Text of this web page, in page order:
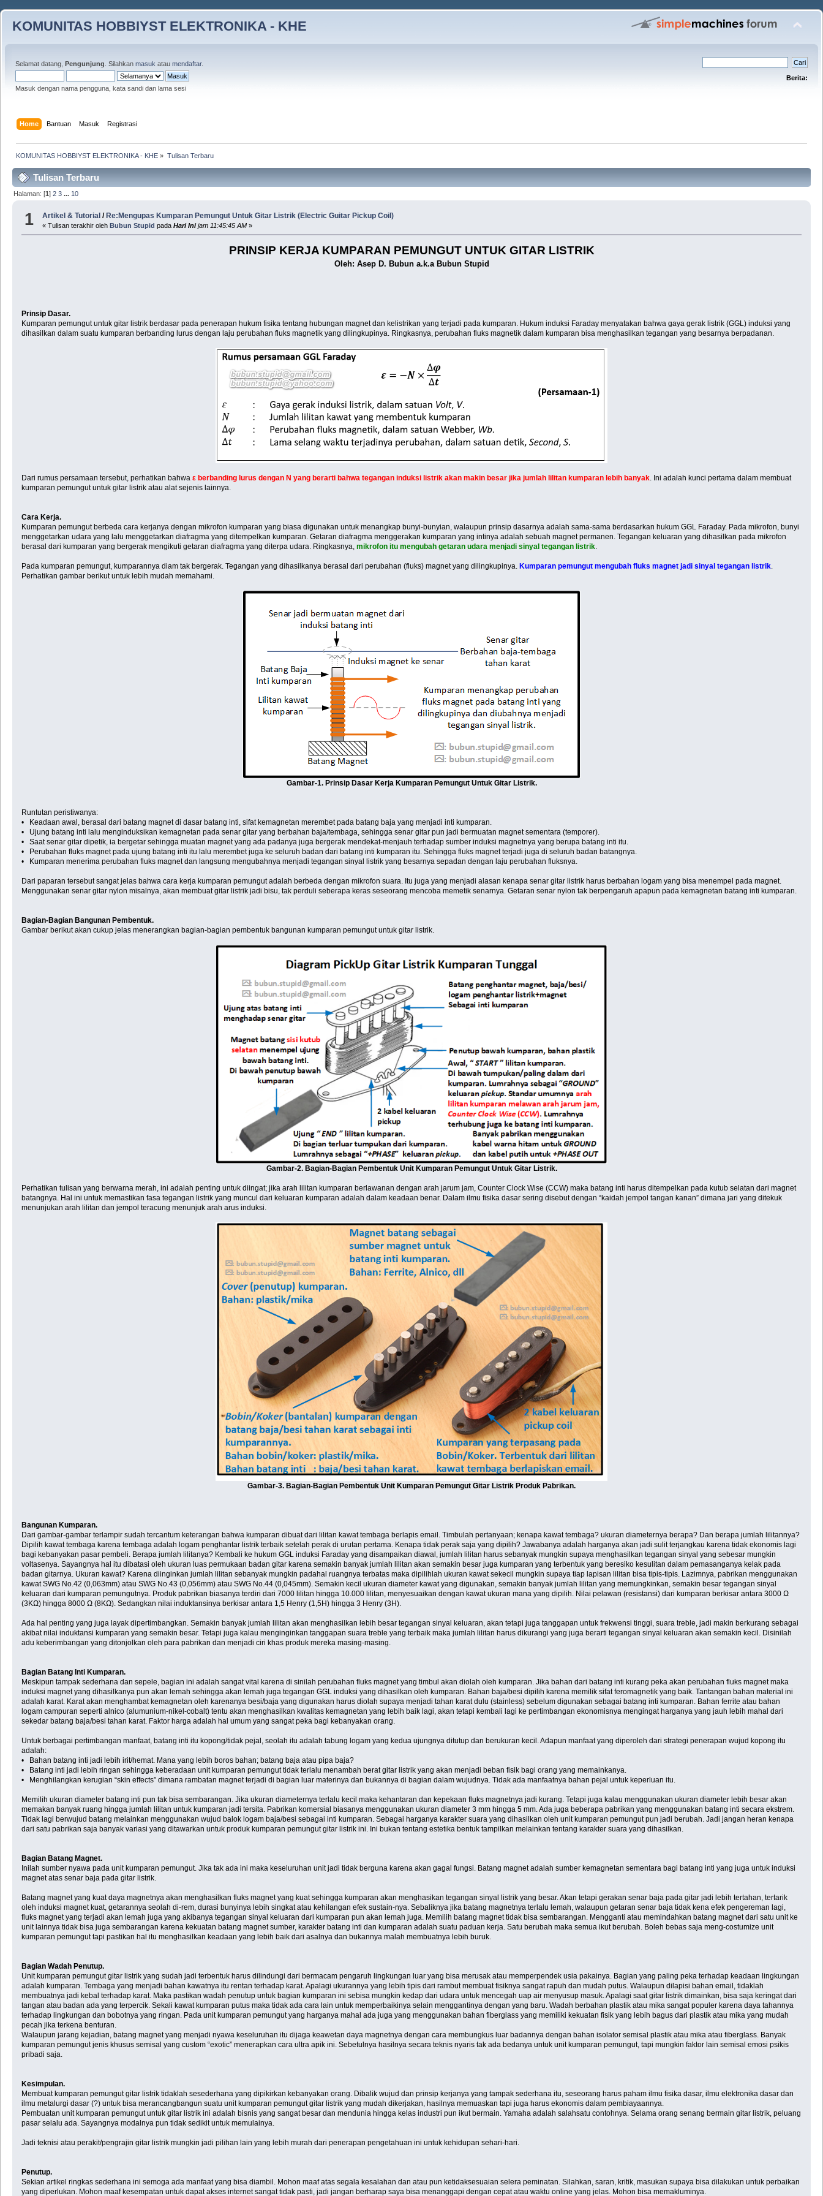
KOMUNITAS HOBBIYST ELEKTRONIKA - KHE
Selamat datang, Pengunjung . Silahkan masuk atau mendaftar.
Masuk dengan nama pengguna, kata sandi dan lama sesi
Berita:
Home Bantuan Masuk Registrasi
KOMUNITAS HOBBIYST ELEKTRONIKA - KHE » Tulisan Terbaru
Tulisan Terbaru
Halaman: [1]2 3 ... 10
1 Artikel & Tutorial / Re:Mengupas Kumparan Pemungut Untuk Gitar Listrik (Electric Guitar Pickup Coil)
« Tulisan terakhir oleh Bubun Stupid pada Hari Inijam 11:45:45 AM »
PRINSIP KERJA KUMPARAN PEMUNGUT UNTUK GITAR LISTRIK
Oleh: Asep D. Bubun a.k.a Bubun Stupid
Prinsip Dasar.
Kumparan pemungut untuk gitar listrik berdasar pada penerapan hukum fisika tentang hubungan magnet dan kelistrikan yang terjadi pada kumparan. Hukum induksi Faraday menyatakan bahwa gaya gerak listrik (GGL) induksi yang
dihasilkan dalam suatu kumparan berbanding lurus dengan laju perubahan fluks magnetik yang dilingkupinya. Ringkasnya, perubahan fluks magnetik dalam kumparan bisa menghasilkan tegangan yang besarnya berpadanan.
Dari rumus persamaan tersebut, perhatikan bahwaε berbanding lurus dengan N yang berarti bahwa tegangan induksi listrik akan makin besar jika jumlah lilitan kumparan lebih banyak. Ini adalah kunci pertama dalam membuat
kumparan pemungut untuk gitar listrik atau alat sejenis lainnya.
Cara Kerja.
Kumparan pemungut berbeda cara kerjanya dengan mikrofon kumparan yang biasa digunakan untuk menangkap bunyi-bunyian, walaupun prinsip dasarnya adalah sama-sama berdasarkan hukum GGL Faraday. Pada mikrofon, bunyi
menggetarkan udara yang lalu menggetarkan diafragma yang ditempelkan kumparan. Getaran diafragma menggerakan kumparan yang intinya adalah sebuah magnet permanen. Tegangan keluaran yang dihasilkan pada mikrofon
berasal dari kumparan yang bergerak mengikuti getaran diafragma yang diterpa udara. Ringkasnya, mikrofon itu mengubah getaran udara menjadi sinyal tegangan listrik.
Pada kumparan pemungut, kumparannya diam tak bergerak. Tegangan yang dihasilkanya berasal dari perubahan (fluks) magnet yang dilingkupinya. Kumparan pemungut mengubah fluks magnet jadi sinyal tegangan listrik.
Perhatikan gambar berikut untuk lebih mudah memahami.
Gambar-1. Prinsip Dasar Kerja Kumparan Pemungut Untuk Gitar Listrik.
Runtutan peristiwanya:
• Keadaan awal, berasal dari batang magnet di dasar batang inti, sifat kemagnetan merembet pada batang baja yang menjadi inti kumparan.
• Ujung batang inti lalu menginduksikan kemagnetan pada senar gitar yang berbahan baja/tembaga, sehingga senar gitar pun jadi bermuatan magnet sementara (temporer).
• Saat senar gitar dipetik, ia bergetar sehingga muatan magnet yang ada padanya juga bergerak mendekat-menjauh terhadap sumber induksi magnetnya yang berupa batang inti itu.
• Perubahan fluks magnet pada ujung batang inti itu lalu merembet juga ke seluruh badan dari batang inti kumparan itu. Sehingga fluks magnet terjadi juga di seluruh badan batangnya.
• Kumparan menerima perubahan fluks magnet dan langsung mengubahnya menjadi tegangan sinyal listrik yang besarnya sepadan dengan laju perubahan fluksnya.
Dari paparan tersebut sangat jelas bahwa cara kerja kumparan pemungut adalah berbeda dengan mikrofon suara. Itu juga yang menjadi alasan kenapa senar gitar listrik harus berbahan logam yang bisa menempel pada magnet.
Menggunakan senar gitar nylon misalnya, akan membuat gitar listrik jadi bisu, tak perduli seberapa keras seseorang mencoba memetik senarnya. Getaran senar nylon tak berpengaruh apapun pada kemagnetan batang inti kumparan.
Bagian-Bagian Bangunan Pembentuk.
Gambar berikut akan cukup jelas menerangkan bagian-bagian pembentuk bangunan kumparan pemungut untuk gitar listrik.
Gambar-2. Bagian-Bagian Pembentuk Unit Kumparan Pemungut Untuk Gitar Listrik.
Perhatikan tulisan yang berwarna merah, ini adalah penting untuk diingat; jika arah lilitan kumparan berlawanan dengan arah jarum jam, Counter Clock Wise (CCW) maka batang inti harus ditempelkan pada kutub selatan dari magnet
batangnya. Hal ini untuk memastikan fasa tegangan listrik yang muncul dari keluaran kumparan adalah dalam keadaan benar. Dalam ilmu fisika dasar sering disebut dengan “kaidah jempol tangan kanan” dimana jari yang ditekuk
menunjukan arah lilitan dan jempol teracung menunjuk arah arus induksi.
Gambar-3. Bagian-Bagian Pembentuk Unit Kumparan Pemungut Gitar Listrik Produk Pabrikan.
Bangunan Kumparan.
Dari gambar-gambar terlampir sudah tercantum keterangan bahwa kumparan dibuat dari lilitan kawat tembaga berlapis email. Timbulah pertanyaan; kenapa kawat tembaga? ukuran diameternya berapa? Dan berapa jumlah lilitannya?
Dipilih kawat tembaga karena tembaga adalah logam penghantar listrik terbaik setelah perak di urutan pertama. Kenapa tidak perak saja yang dipilih? Jawabanya adalah harganya akan jadi sulit terjangkau karena tidak ekonomis lagi
bagi kebanyakan pasar pembeli. Berapa jumlah lilitanya? Kembali ke hukum GGL induksi Faraday yang disampaikan diawal, jumlah lilitan harus sebanyak mungkin supaya menghasilkan tegangan sinyal yang sebesar mungkin
voltasenya. Sayangnya hal itu dibatasi oleh ukuran luas permukaan badan gitar karena semakin banyak jumlah lilitan akan semakin besar juga kumparan yang terbentuk yang beresiko kesulitan dalam pemasanganya kelak pada
badan gitarnya. Ukuran kawat? Karena diinginkan jumlah lilitan sebanyak mungkin padahal ruangnya terbatas maka dipilihlah ukuran kawat sekecil mungkin supaya tiap lapisan lilitan bisa tipis-tipis. Lazimnya, pabrikan menggunakan
kawat SWG No.42 (0,063mm) atau SWG No.43 (0,056mm) atau SWG No.44 (0,045mm). Semakin kecil ukuran diameter kawat yang digunakan, semakin banyak jumlah lilitan yang memungkinkan, semakin besar tegangan sinyal
keluaran dari kumparan pemungutnya. Produk pabrikan biasanya terdiri dari 7000 lilitan hingga 10.000 lilitan, menyesuaikan dengan kawat ukuran mana yang dipilih. Nilai pelawan (resistansi) dari kumparan berkisar antara 3000 Ω
(3KΩ) hingga 8000 Ω (8KΩ). Sedangkan nilai induktansinya berkisar antara 1,5 Henry (1,5H) hingga 3 Henry (3H).
Ada hal penting yang juga layak dipertimbangkan. Semakin banyak jumlah lilitan akan menghasilkan lebih besar tegangan sinyal keluaran, akan tetapi juga tanggapan untuk frekwensi tinggi, suara treble, jadi makin berkurang sebagai
akibat nilai induktansi kumparan yang semakin besar. Tetapi juga kalau menginginkan tanggapan suara treble yang terbaik maka jumlah lilitan harus dikurangi yang juga berarti tegangan sinyal keluaran akan semakin kecil. Disinilah
adu keberimbangan yang ditonjolkan oleh para pabrikan dan menjadi ciri khas produk mereka masing-masing.
Bagian Batang Inti Kumparan.
Meskipun tampak sederhana dan sepele, bagian ini adalah sangat vital karena di sinilah perubahan fluks magnet yang timbul akan diolah oleh kumparan. Jika bahan dari batang inti kurang peka akan perubahan fluks magnet maka
induksi magnet yang dihasilkanya pun akan lemah sehingga akan lemah juga tegangan GGL induksi yang dihasilkan oleh kumparan. Bahan baja/besi dipilih karena memilik sifat feromagnetik yang baik. Tantangan bahan material ini
adalah karat. Karat akan menghambat kemagnetan oleh karenanya besi/baja yang digunakan harus diolah supaya menjadi tahan karat dulu (stainless) sebelum digunakan sebagai batang inti kumparan. Bahan ferrite atau bahan
logam campuran seperti alnico (alumunium-nikel-cobalt) tentu akan menghasilkan kwalitas kemagnetan yang lebih baik lagi, akan tetapi kembali lagi ke pertimbangan ekonomisnya mengingat harganya yang jauh lebih mahal dari
sekedar batang baja/besi tahan karat. Faktor harga adalah hal umum yang sangat peka bagi kebanyakan orang.
Untuk berbagai pertimbangan manfaat, batang inti itu kopong/tidak pejal, seolah itu adalah tabung logam yang kedua ujungnya ditutup dan berukuran kecil. Adapun manfaat yang diperoleh dari strategi penerapan wujud kopong itu
adalah:
• Bahan batang inti jadi lebih irit/hemat. Mana yang lebih boros bahan; batang baja atau pipa baja?
• Batang inti jadi lebih ringan sehingga keberadaan unit kumparan pemungut tidak terlalu menambah berat gitar listrik yang akan menjadi beban fisik bagi orang yang memainkanya.
• Menghilangkan kerugian “skin effects” dimana rambatan magnet terjadi di bagian luar materinya dan bukannya di bagian dalam wujudnya. Tidak ada manfaatnya bahan pejal untuk keperluan itu.
Memilih ukuran diameter batang inti pun tak bisa sembarangan. Jika ukuran diameternya terlalu kecil maka kehantaran dan kepekaan fluks magnetnya jadi kurang. Tetapi juga kalau menggunakan ukuran diameter lebih besar akan
memakan banyak ruang hingga jumlah lilitan untuk kumparan jadi tersita. Pabrikan komersial biasanya menggunakan ukuran diameter 3 mm hingga 5 mm. Ada juga beberapa pabrikan yang menggunakan batang inti secara ekstrem.
Tidak lagi berwujud batang melainkan menggunakan wujud balok logam baja/besi sebagai inti kumparan. Sebagai harganya karakter suara yang dihasilkan oleh unit kumparan pemungut pun jadi berubah. Jadi jangan heran kenapa
dari satu pabrikan saja banyak variasi yang ditawarkan untuk produk kumparan pemungut gitar listrik ini. Ini bukan tentang estetika bentuk tampilkan melainkan tentang karakter suara yang dihasilkan.
Bagian Batang Magnet.
Inilah sumber nyawa pada unit kumparan pemungut. Jika tak ada ini maka keseluruhan unit jadi tidak berguna karena akan gagal fungsi. Batang magnet adalah sumber kemagnetan sementara bagi batang inti yang juga untuk induksi
magnet atas senar baja pada gitar listrik.
Batang magnet yang kuat daya magnetnya akan menghasilkan fluks magnet yang kuat sehingga kumparan akan menghasikan tegangan sinyal listrik yang besar. Akan tetapi gerakan senar baja pada gitar jadi lebih tertahan, tertarik
oleh induksi magnet kuat, getarannya seolah di-rem, durasi bunyinya lebih singkat atau kehilangan efek sustain-nya. Sebaliknya jika batang magnetnya terlalu lemah, walaupun getaran senar baja tidak kena efek pengereman lagi,
fluks magnet yang terjadi akan lemah juga yang akibanya tegangan sinyal keluaran dari kumparan pun akan lemah juga. Memilih batang magnet tidak bisa sembarangan. Mengganti atau memindahkan batang magnet dari satu unit ke
unit lainnya tidak bisa juga sembarangan karena kekuatan batang magnet sumber, karakter batang inti dan kumparan adalah suatu paduan kerja. Satu berubah maka semua ikut berubah. Boleh bebas saja meng-costumize unit
kumparan pemungut tapi pastikan hal itu menghasilkan keadaan yang lebih baik dari asalnya dan bukannya malah membuatnya lebih buruk.
Bagian Wadah Penutup.
Unit kumparan pemungut gitar listrik yang sudah jadi terbentuk harus dilindungi dari bermacam pengaruh lingkungan luar yang bisa merusak atau memperpendek usia pakainya. Bagian yang paling peka terhadap keadaan lingkungan
adalah kumparan. Tembaga yang menjadi bahan kawatnya itu rentan terhadap karat. Apalagi ukurannya yang lebih tipis dari rambut membuat fisiknya sangat rapuh dan mudah putus. Walaupun dilapisi bahan email, tidaklah
membuatnya jadi kebal terhadap karat. Maka pastikan wadah penutup untuk bagian kumparan ini sebisa mungkin kedap dari udara untuk mencegah uap air menyusup masuk. Apalagi saat gitar listrik dimainkan, bisa saja keringat dari
tangan atau badan ada yang terpercik. Sekali kawat kumparan putus maka tidak ada cara lain untuk memperbaikinya selain menggantinya dengan yang baru. Wadah berbahan plastik atau mika sangat populer karena daya tahannya
terhadap lingkungan dan bobotnya yang ringan. Pada unit kumparan pemungut yang harganya mahal ada juga yang menggunakan bahan fiberglass yang memiliki kekuatan fisik yang lebih bagus dari plastik atau mika yang mudah
pecah jika terkena benturan.
Walaupun jarang kejadian, batang magnet yang menjadi nyawa keseluruhan itu dijaga keawetan daya magnetnya dengan cara membungkus luar badannya dengan bahan isolator semisal plastik atau mika atau fiberglass. Banyak
kumparan pemungut jenis khusus semisal yang custom “exotic” menerapkan cara ultra apik ini. Sebetulnya hasilnya secara teknis nyaris tak ada bedanya untuk unit kumparan pemungut, tapi mungkin faktor lain semisal emosi psikis
pribadi saja.
Kesimpulan.
Membuat kumparan pemungut gitar listrik tidaklah sesederhana yang dipikirkan kebanyakan orang. Dibalik wujud dan prinsip kerjanya yang tampak sederhana itu, seseorang harus paham ilmu fisika dasar, ilmu elektronika dasar dan
ilmu metalurgi dasar (?) untuk bisa merancangbangun suatu unit kumparan pemungut gitar listrik yang mudah dikerjakan, hasilnya memuaskan tapi juga harus ekonomis dalam pembiayaannya.
Pembuatan unit kumparan pemungut untuk gitar listrik ini adalah bisnis yang sangat besar dan mendunia hingga kelas industri pun ikut bermain. Yamaha adalah salahsatu contohnya. Selama orang senang bermain gitar listrik, peluang
pasar selalu ada. Sayangnya modalnya pun tidak sedikit untuk memulainya.
Jadi teknisi atau perakit/pengrajin gitar listrik mungkin jadi pilihan lain yang lebih murah dari penerapan pengetahuan ini untuk kehidupan sehari-hari.
Penutup.
Sekian artikel ringkas sederhana ini semoga ada manfaat yang bisa diambil. Mohon maaf atas segala kesalahan dan atau pun ketidaksesuaian selera peminatan. Silahkan, saran, kritik, masukan supaya bisa dilakukan untuk perbaikan
yang diperlukan. Mohon maaf kesempatan untuk dapat akses internet sangat tidak pasti, jadi jangan berharap saya bisa menanggapi dengan cepat atau waktu online yang jelas. Mohon bisa memakluminya.